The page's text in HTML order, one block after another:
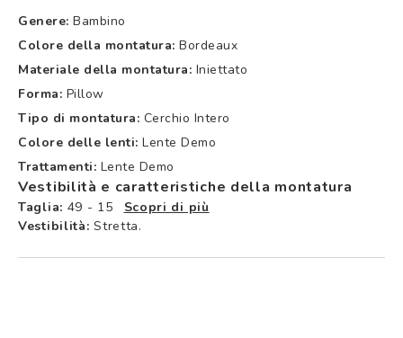
Genere: Bambino
Colore della montatura: Bordeaux
Materiale della montatura: Iniettato
Forma: Pillow
Tipo di montatura: Cerchio Intero
Colore delle lenti: Lente Demo
Trattamenti: Lente Demo
Vestibilità e caratteristiche della montatura
Taglia: 49 - 15
Scopri di più
Vestibilità: Stretta.